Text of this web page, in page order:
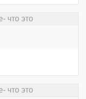
что это
что это